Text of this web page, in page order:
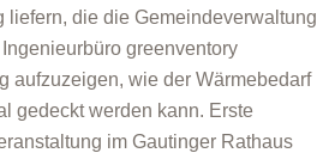
die die Gemeindeverwaltung
greenventory
aufzuzeigen, wie der Wärmebedarf
gedeckt werden kann. Erste
im Gautinger Rathaus